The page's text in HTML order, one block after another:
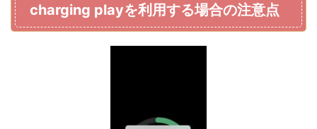
charging playを利用する場合の注意点